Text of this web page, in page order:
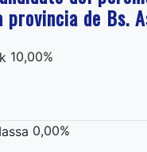
provincia de Bs.
10,00%
0,00%